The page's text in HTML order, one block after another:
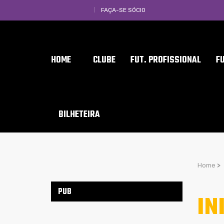
FAÇA-SE SÓCIO
HOME CLUBE FUT. PROFISSIONAL
BILHETEIRA
Home >
PUB